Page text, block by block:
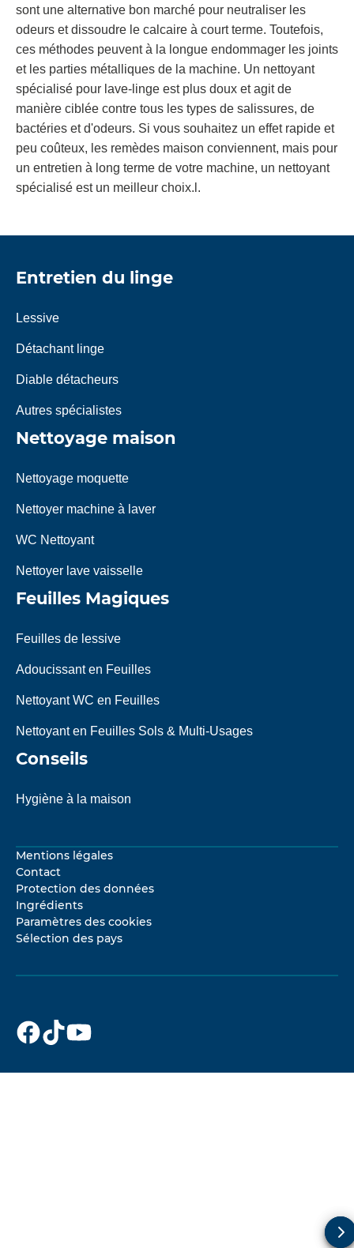
sont une alternative bon marché pour neutraliser les
odeurs et dissoudre le calcaire à court terme. Toutefois,
ces méthodes peuvent à la longue endommager les joints
et les parties métalliques de la machine. Un nettoyant
spécialisé pour lave-linge est plus doux et agit de
manière ciblée contre tous les types de salissures, de
bactéries et d'odeurs. Si vous souhaitez un effet rapide et
peu coûteux, les remèdes maison conviennent, mais pour
un entretien à long terme de votre machine, un nettoyant
spécialisé est un meilleur choix.l.
Entretien du linge
Lessive
Détachant linge
Diable détacheurs
Autres spécialistes
Nettoyage maison
Nettoyage moquette
Nettoyer machine à laver
WC Nettoyant
Nettoyer lave vaisselle
Feuilles Magiques
Feuilles de lessive
Adoucissant en Feuilles
Nettoyant WC en Feuilles
Nettoyant en Feuilles Sols & Multi-Usages
Conseils
Hygiène à la maison
Mentions légales
Contact
Protection des données
Ingrédients
Paramètres des cookies
Sélection des pays
Dr. Beckmann
sur
Dr. Beckmann
sur